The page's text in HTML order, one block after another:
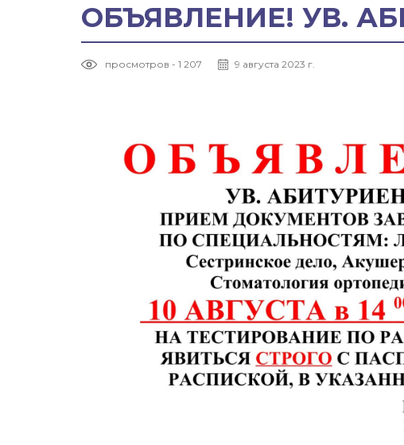
ОБЪЯВЛЕНИЕ! УВ.
просмотров - 1 207 9 августа 2023 г.